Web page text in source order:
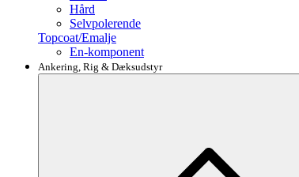
Hård
Selvpolerende
Topcoat/Emalje
En-komponent
Ankering, Rig & Dæksudstyr